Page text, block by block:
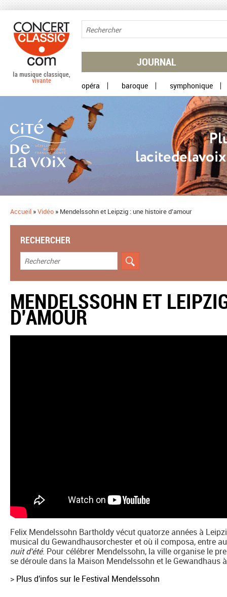
JOURNAL
opéra baroque symphonique
Accueil »Vidéo » Mendelssohn et Leipzig : une histoire d'amour
RECHERCHER
MENDELSSOHN ET
D'AMOUR
Felix Mendelssohn Bartholdy vécut quatorze années à
musical du Gewandhausorchester et où il composa, entre
nuit d'été. Pour célébrer Mendelssohn, la ville organise le
se déroule dans la Maison Mendelssohn et le Gewandhaus
> Plus d'infos sur le Festival Mendelssohn